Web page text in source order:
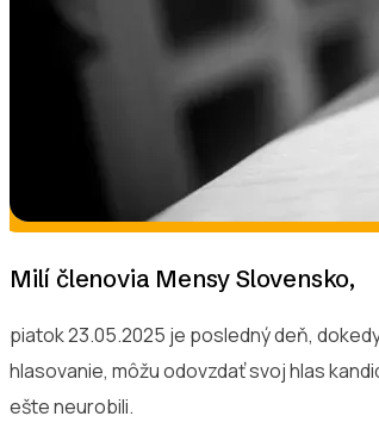
Milí členovia Mensy Slovensko,
piatok 23.05.2025 je posledný deň,
hlasovanie, môžu odovzdať svoj hlas
ešte neurobili.